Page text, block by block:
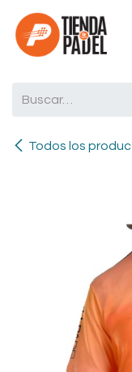
Ir al contenido
Todos los